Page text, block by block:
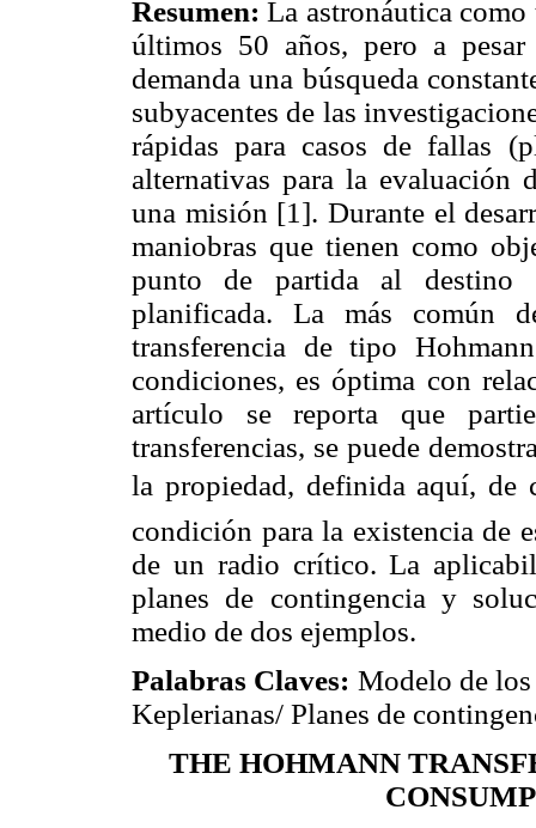
Resumen: La astronáutica
últimos 50 años, pero a
demanda una búsqueda
subyacentes de las
rápidas para casos de fallas
alternativas para la evaluación
una misión [1]. Durante el
maniobras que tienen como
punto de partida al destino
planificada. La más común
transferencia de tipo
condiciones, es óptima con
artículo se reporta que
transferencias, se puede
la propiedad, definida aquí, de
condición para la existencia de
de un radio crítico. La
planes de contingencia y
medio de dos ejemplos.
Palabras Claves: Modelo de
Keplerianas/ Planes de
THE HOHMANN